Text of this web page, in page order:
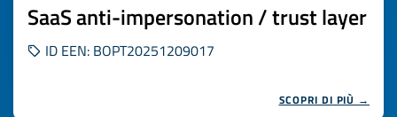
SaaS anti-impersonation / trust layer
ID EEN: BOPT20251209017
SCOPRI DI PIÙ →